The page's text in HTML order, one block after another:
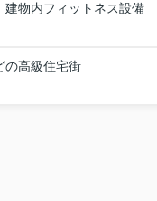
建物内フィットネス設備
の高級住宅街